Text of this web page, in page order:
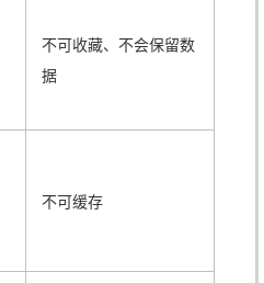
不可收藏、不会保留数
据
不可缓存